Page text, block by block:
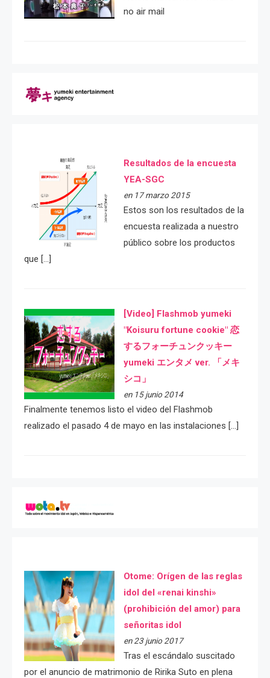
no air mail
Resultados de la encuesta
YEA-SGC
en 17 marzo 2015
Estos son los resultados de la
encuesta realizada a nuestro
público sobre los productos
que […]
[Video] Flashmob yumeki
"Koisuru fortune cookie" 恋
するフォーチュンクッキー
yumeki エンタメ ver. 「メキ
シコ」
en 15 junio 2014
Finalmente tenemos listo el video del Flashmob
realizado el pasado 4 de mayo en las instalaciones […]
Otome: Orígen de las reglas
idol del «renai kinshi»
(prohibición del amor) para
señoritas idol
en 23 junio 2017
Tras el escándalo suscitado
por el anuncio de matrimonio de Ririka Suto en plena